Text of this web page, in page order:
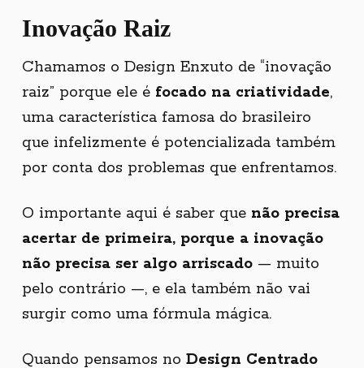
Inovação Raiz
Chamamos o Design Enxuto de “inovação
raiz” porque ele é focado na criatividade,
uma característica famosa do brasileiro
que infelizmente é potencializada também
por conta dos problemas que enfrentamos.
O importante aqui é saber que não precisa
acertar de primeira, porque a inovação
não precisa ser algo arriscado— muito
pelo contrário —, e ela também não vai
surgir como uma fórmula mágica.
Quando pensamos no Design Centrado